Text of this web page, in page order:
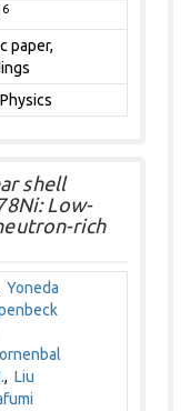
paper,
shell
Low-
rich
Yoneda
,Liu